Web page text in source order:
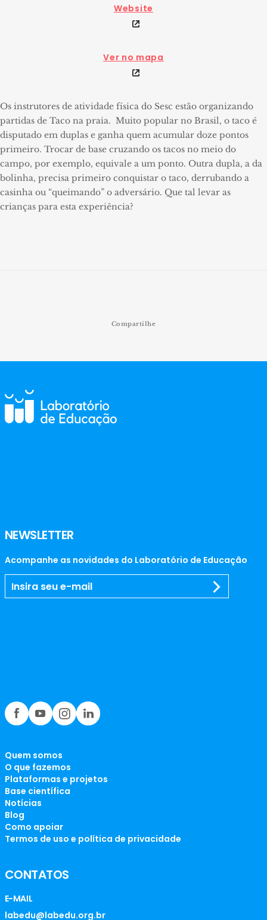
Website
Ver no mapa
Os instrutores de atividade física do Sesc estão organizando
partidas de Taco na praia. Muito popular no Brasil, o taco é
disputado em duplas e ganha quem acumular doze pontos
primeiro. Trocar de base cruzando os tacos no meio do
campo, por exemplo, equivale a um ponto. Outra dupla, a da
bolinha, precisa primeiro conquistar o taco, derrubando a
casinha ou “queimando” o adversário. Que tal levar as
crianças para esta experiência?
Compartilhe
NEWSLETTER
Acompanhe as novidades do Laboratório de Educação
Quem somos
O que fazemos
Plataformas e projetos
Base científica
Notícias
Blog
Como apoiar
Termos de uso e política de privacidade
CONTATOS
E-MAIL
labedu@labedu.org.br